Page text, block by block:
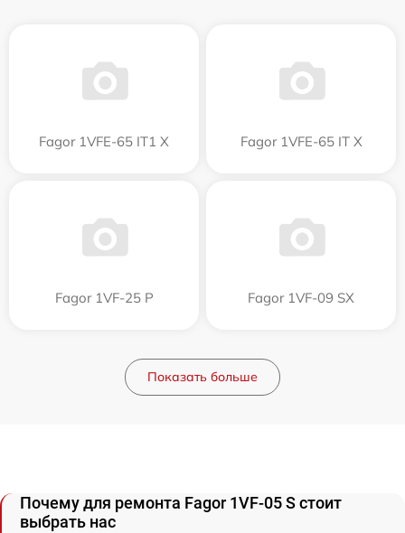
Fagor 1VFE-65 IT1 X Fagor 1VFE-65 IT X
Fagor 1VF-25 P Fagor 1VF-09 SX
Показать больше
Почему для ремонта Fagor 1VF-05 S стоит
выбрать нас